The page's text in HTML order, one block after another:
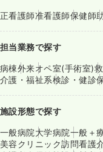
正看護師准看護師保健師
担当業務で探す
病棟外来オペ室(手術室)
介護・福祉系検診・健診
施設形態で探す
一般病院大学病院一般＋
美容クリニック訪問看護